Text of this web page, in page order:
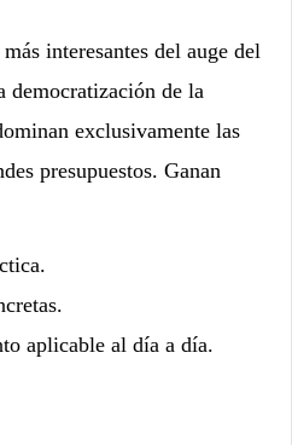
interesantes del auge del
democratización de la
exclusivamente las
presupuestos. Ganan
aplicable al día a día.